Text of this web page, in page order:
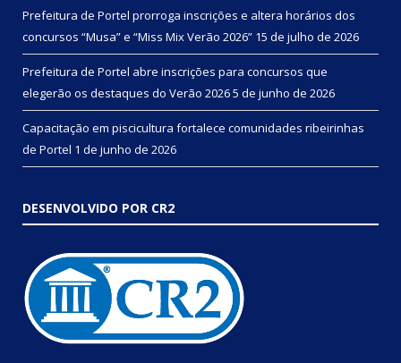
Prefeitura de Portel prorroga inscrições e altera horários dos
concursos “Musa” e “Miss Mix Verão 2026” 15 de julho de 2026
Prefeitura de Portel abre inscrições para concursos que
elegerão os destaques do Verão 20265 de junho de 2026
Capacitação em piscicultura fortalece comunidades ribeirinhas
de Portel 1 de junho de 2026
DESENVOLVIDO POR CR2